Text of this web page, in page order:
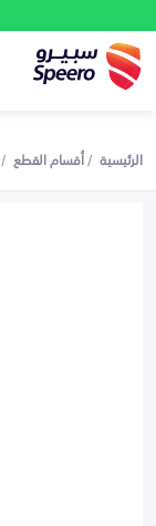
الرئيسية أقسام القطع